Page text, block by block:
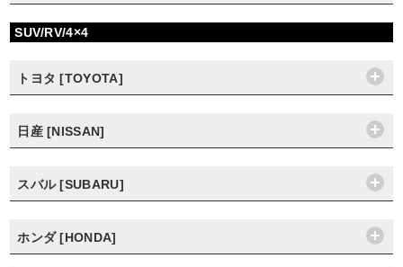
SUV/RV/4×4
トヨタ [TOYOTA]
日産 [NISSAN]
スバル [SUBARU]
ホンダ [HONDA]